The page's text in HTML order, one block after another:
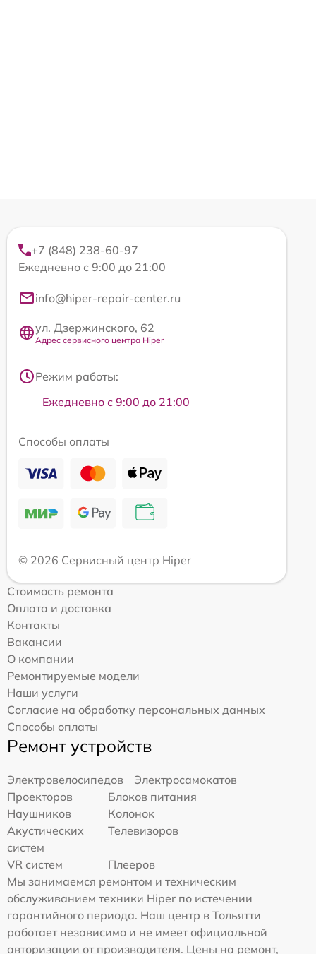
+7 (848) 238-60-97
Ежедневно с 9:00 до 21:00
info@hiper-repair-center.ru
ул. Дзержинского, 62
Адрес сервисного центра Hiper
Режим работы:
Ежедневно с 9:00 до 21:00
Способы оплаты
© 2026 Сервисный центр Hiper
Стоимость ремонта
Оплата и доставка
Контакты
Вакансии
О компании
Ремонтируемые модели
Наши услуги
Согласие на обработку персональных данных
Способы оплаты
Ремонт устройств
Электровелосипедов
Электросамокатов
Проекторов
Блоков питания
Наушников
Колонок
Акустических
систем
Телевизоров
VR систем
Плееров
Мы занимаемся ремонтом и техническим
обслуживанием техники Hiper по истечении
гарантийного периода. Наш центр в Тольятти
работает независимо и не имеет официальной
авторизации от производителя. Цены на ремонт,